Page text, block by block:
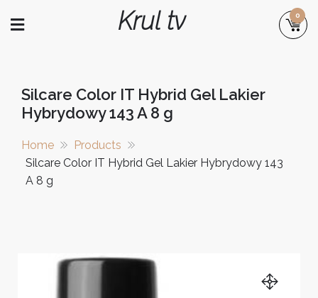
Krul tv 0
Silcare Color IT Hybrid Gel Lakier
Hybrydowy 143 A 8 g
Home
Products
Silcare Color IT Hybrid Gel Lakier Hybrydowy 143
A 8 g